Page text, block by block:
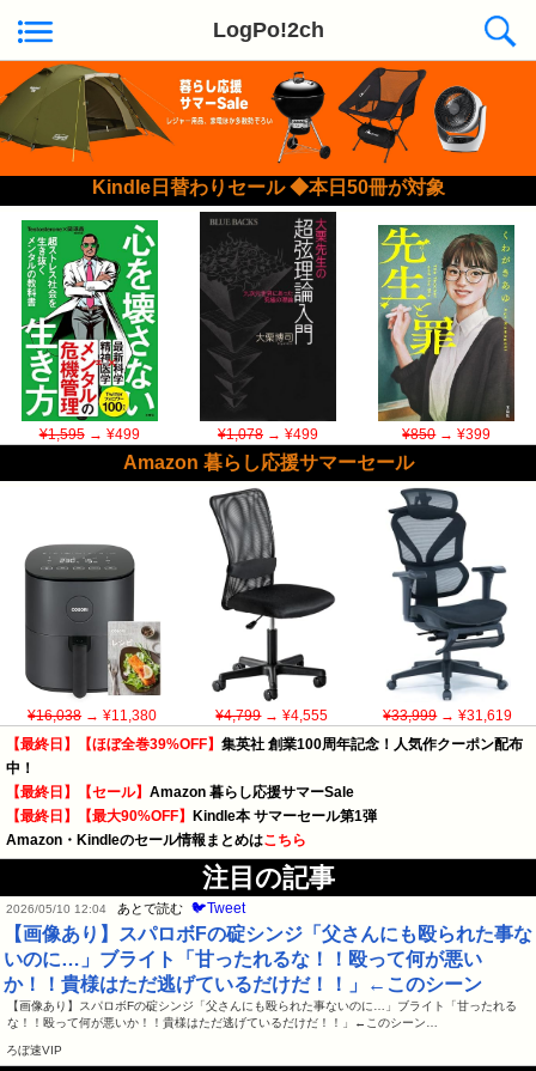
LogPo!2ch
Kindle日替わりセール ◆本日50冊が対象
¥1,595→ ¥499 ¥1,078→ ¥499 ¥850→ ¥399
Amazon 暮らし応援サマーセール
¥16,038→ ¥11,380 ¥4,799→ ¥4,555 ¥33,999→ ¥31,619
【最終日】【ほぼ全巻39%OFF】 集英社 創業100周年記念！人気作クーポン配布
中！
【最終日】【セール】 Amazon 暮らし応援サマーSale
【最終日】【最大90%OFF】
Kindle本 サマーセール第1弾
Amazon・Kindleのセール情報まとめはこちら
注目の記事
2026/05/10 12:04 あとで読む 🐦Tweet
【画像あり】スパロボFの碇シンジ「父さんにも殴られた事な
いのに…」ブライト「甘ったれるな！！殴って何が悪い
か！！貴様はただ逃げているだけだ！！」←このシーン
【画像あり】スパロボFの碇シンジ「父さんにも殴られた事ないのに…」ブライト「甘ったれる
な！！殴って何が悪いか！！貴様はただ逃げているだけだ！！」←このシーン…
ろぼ速VIP